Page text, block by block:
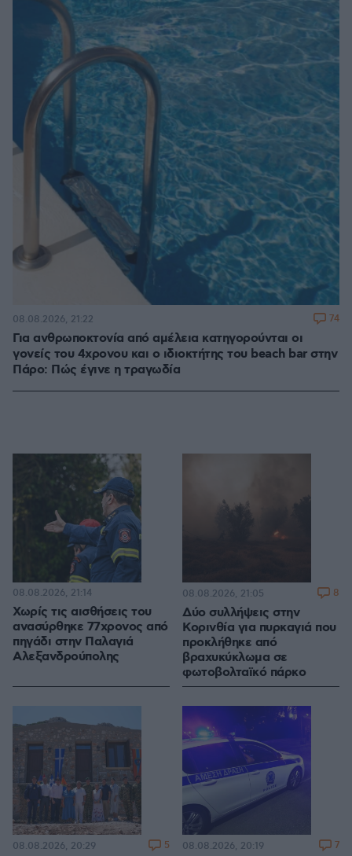
Για ανθρωποκτονία από αμέλεια κατηγορούνται οι
γονείς του 4χρονου και ο ιδιοκτήτης του beach bar στην
Πάρο: Πώς έγινε η τραγωδία
08.08.2026, 21:22 74
Χωρίς τις αισθήσεις του
ανασύρθηκε 77χρονος από
πηγάδι στην Παλαγιά
Αλεξανδρούπολης
08.08.2026, 21:14
Δύο συλλήψεις στην
Κορινθία για πυρκαγιά που
προκλήθηκε από
βραχυκύκλωμα σε
φωτοβολταϊκό πάρκο
08.08.2026, 21:05 8
08.08.2026, 20:29 5 08.08.2026, 20:19 7